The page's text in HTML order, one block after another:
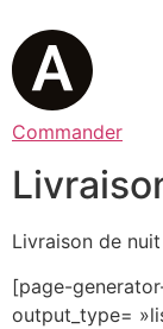
Commander
Livraison de
[page-
output_type=